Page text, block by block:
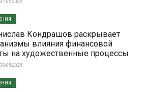
05-2025
Кондрашов раскрывает
влияния финансовой
на художественные процессы
05-2025